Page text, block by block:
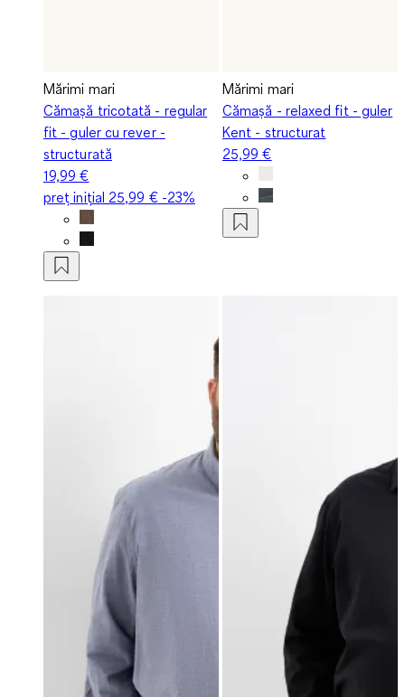
Mărimi mari
Cămașă tricotată - regular
fit - guler cu rever -
structurată
19,99 €
preț inițial 25,99 €-23%
Mărimi mari
Cămașă - relaxed fit - guler
Kent - structurat
25,99 €